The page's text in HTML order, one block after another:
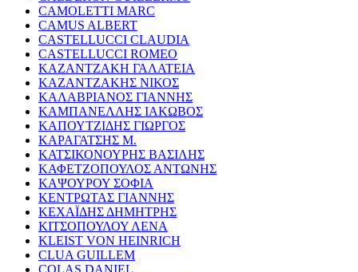
CAMOLETTI MARC
CAMUS ALBERT
CASTELLUCCI CLAUDIA
CASTELLUCCI ROMEO
ΚΑΖΑΝΤΖΑΚΗ ΓΑΛΑΤΕΙΑ
ΚΑΖΑΝΤΖΑΚΗΣ ΝΙΚΟΣ
ΚΑΛΑΒΡΙΑΝΟΣ ΓΙΑΝΝΗΣ
ΚΑΜΠΑΝΕΛΛΗΣ ΙΑΚΩΒΟΣ
ΚΑΠΟΥΤΖΙΔΗΣ ΓΙΩΡΓΟΣ
ΚΑΡΑΓΑΤΣΗΣ Μ.
ΚΑΤΣΙΚΟΝΟΥΡΗΣ ΒΑΣΙΛΗΣ
ΚΑΦΕΤΖΟΠΟΥΛΟΣ ΑΝΤΩΝΗΣ
ΚΑΨΟΥΡΟΥ ΣΟΦΙΑ
ΚΕΝΤΡΩΤΑΣ ΓΙΑΝΝΗΣ
ΚΕΧΑΪΔΗΣ ΔΗΜΗΤΡΗΣ
ΚΙΤΣΟΠΟΥΛΟΥ ΛΕΝΑ
KLEIST VON HEINRICH
CLUA GUILLEM
COLAS DANIEL